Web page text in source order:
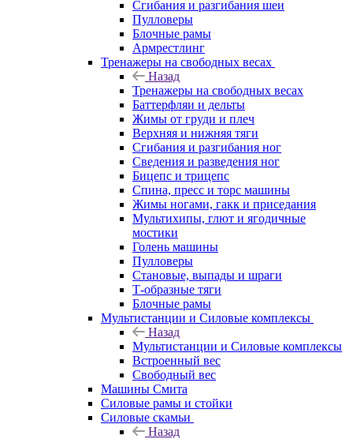
Сгибания и разгибания шеи
Пулловеры
Блочные рамы
Армрестлинг
Тренажеры на свободных весах
Назад
Тренажеры на свободных весах
Баттерфляи и дельты
Жимы от груди и плеч
Верхняя и нижняя тяги
Сгибания и разгибания ног
Сведения и разведения ног
Бицепс и трицепс
Спина, пресс и торс машины
Жимы ногами, гакк и приседания
Мультихипы, глют и ягодичные
мостики
Голень машины
Пулловеры
Становые, выпады и шраги
Т-образные тяги
Блочные рамы
Мультистанции и Силовые комплексы
Назад
Мультистанции и Силовые комплексы
Встроенный вес
Свободный вес
Машины Смита
Силовые рамы и стойки
Силовые скамьи
Назад